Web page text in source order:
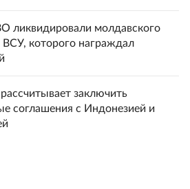
ликвидировали молдавского
ВСУ, которого награждал
заключить
соглашения с Индонезией и